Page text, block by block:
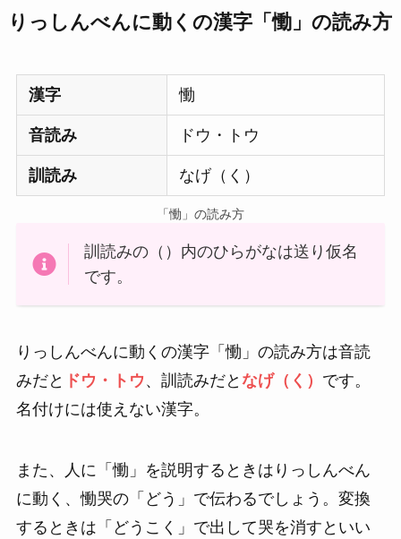
りっしんべんに動くの漢字「慟」の読み方
漢字 慟
音読み ドウ・トウ
訓読み なげ（く）
「慟」の読み方
訓読みの（）内のひらがなは送り仮名
です。
りっしんべんに動くの漢字「慟」の読み方は音読
みだと ドウ・トウ 、訓読みだと なげ（く） です。
名付けには使えない漢字。
また、人に「慟」を説明するときはりっしんべん
に動く、慟哭の「どう」で伝わるでしょう。変換
するときは「どうこく」で出して哭を消すといい